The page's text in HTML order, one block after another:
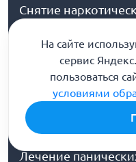
Снятие
Тест на наркотики
Консультация
Нарколог на дом
Психиатрия
Консультация
Лечение невроза
Лечение
На сайте
сервис
пользоваться
условиями